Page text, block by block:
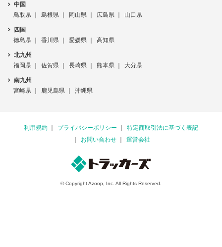
中国
鳥取県
島根県 岡山県 広島県 山口県
四国
徳島県
香川県 愛媛県 高知県
北九州
福岡県
佐賀県 長崎県 熊本県 大分県
南九州
宮崎県
鹿児島県 沖縄県
利用規約 プライバシーポリシー
特定商取引法に基づく表記
お問い合わせ
運営会社
© Copyright Azoop, Inc. All Rights Reserved.